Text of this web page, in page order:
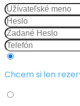
Chcem si len